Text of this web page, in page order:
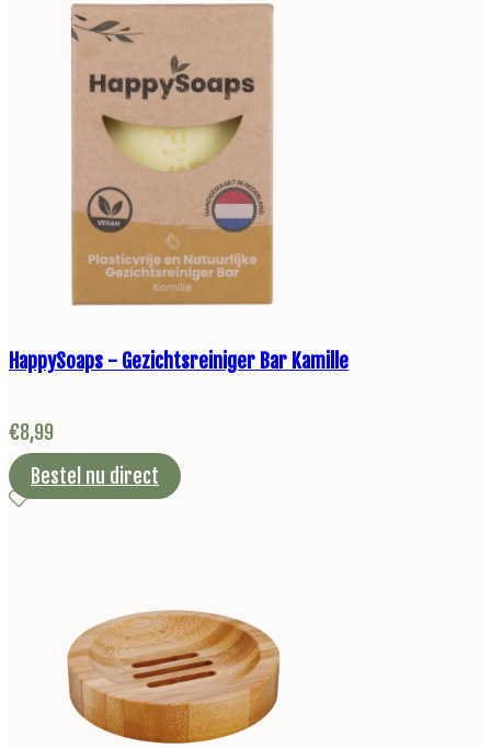
HappySoaps - Gezichtsreiniger Bar Kamille
€8,99
Bestel nu direct